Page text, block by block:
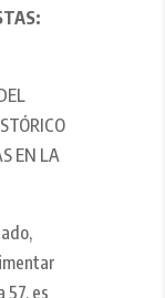
EN LA
es